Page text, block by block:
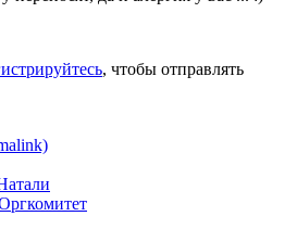
, чтобы отправлять